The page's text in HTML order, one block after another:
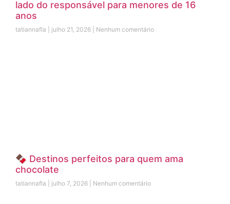
lado do responsável para menores de 16
anos
tatiannafla julho 21, 2026 Nenhum comentário
🍫 Destinos perfeitos para quem ama
chocolate
tatiannafla julho 7, 2026 Nenhum comentário